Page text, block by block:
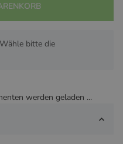
bitte die
werden geladen ...